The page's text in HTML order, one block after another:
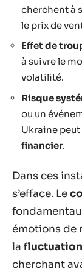
cherchent à
le prix de
Effet de
à suivre le
volatilité.
Risque
ou un
Ukraine
financier.
Dans ces
s’efface. Le
émotions de
la fluctuation
cherchant